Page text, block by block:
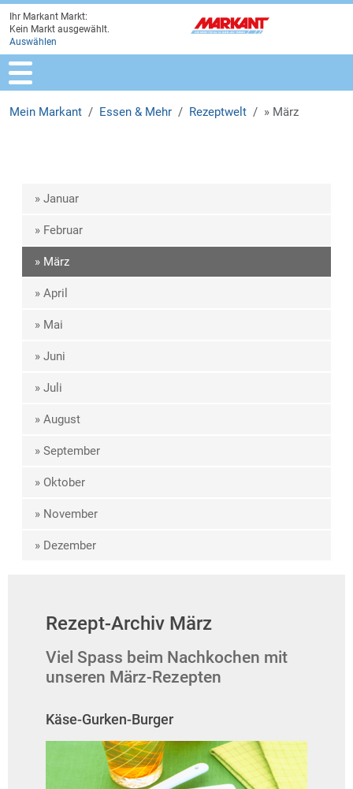
Zur Marktauswahl
Zur Hauptnavigation
Zum Hauptinhalt
Zum Fussbereich
Ihr Markant Markt:
Kein Markt ausgewählt.
Auswählen
Mein Markant Essen & Mehr Rezeptwelt » März
» Januar
» Februar
» März
» April
» Mai
» Juni
» Juli
» August
» September
» Oktober
» November
» Dezember
Rezept-Archiv März
Viel Spass beim Nachkochen mit
unseren März-Rezepten
Käse-Gurken-Burger